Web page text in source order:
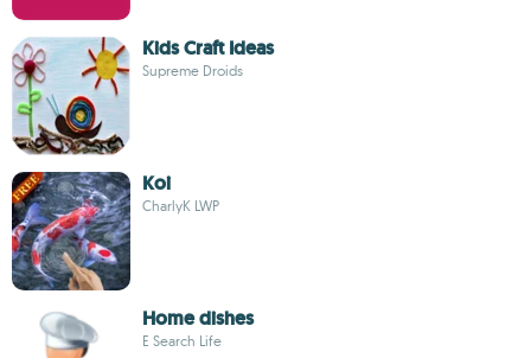
Kids Craft Ideas
Supreme Droids
Koi
CharlyK LWP
Home dishes
E Search Life